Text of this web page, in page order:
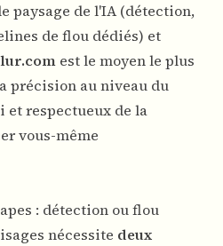
paysage de l'IA (détection,
de flou dédiés) et
est le moyen le plus
précision au niveau du
et respectueux de la
vous-même
: détection ou flou
nécessite deux